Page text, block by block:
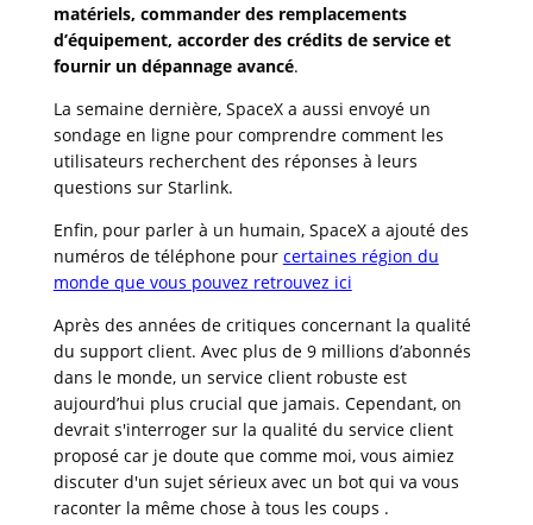
matériels, commander des remplacements
d’équipement, accorder des crédits de service et
fournir un dépannage avancé.
La semaine dernière, SpaceX a aussi envoyé un
sondage en ligne pour comprendre comment les
utilisateurs recherchent des réponses à leurs
questions sur Starlink.
Enfin, pour parler à un humain, SpaceX a ajouté des
numéros de téléphone pour certaines région du
monde que vous pouvez retrouvez ici
Après des années de critiques concernant la qualité
du support client. Avec plus de 9 millions d’abonnés
dans le monde, un service client robuste est
aujourd’hui plus crucial que jamais. Cependant, on
devrait s'interroger sur la qualité du service client
proposé car je doute que comme moi, vous aimiez
discuter d'un sujet sérieux avec un bot qui va vous
raconter la même chose à tous les coups .